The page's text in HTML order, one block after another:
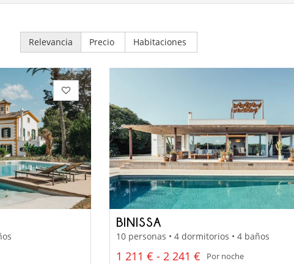
Relevancia Precio Habitaciones
BINISSA
10 personas • 4 dormitorios • 4 baños
1 211 € - 2 241 €
Por noche